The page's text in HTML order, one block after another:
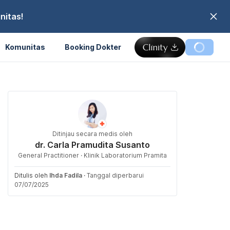
Komunitas Booking Dokter
Ditinjau secara medis oleh
dr. Carla Pramudita Susanto
General Practitioner · Klinik Laboratorium Pramita
Ditulis oleh Ihda Fadila · Tanggal diperbarui
07/07/2025